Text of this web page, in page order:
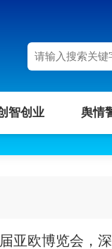
智创业 舆情
亚欧博览会，